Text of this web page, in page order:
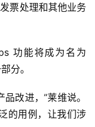
票处理和其他业务
功能将成为名为
分。
改进，”莱维说。
的用例，让我们涉